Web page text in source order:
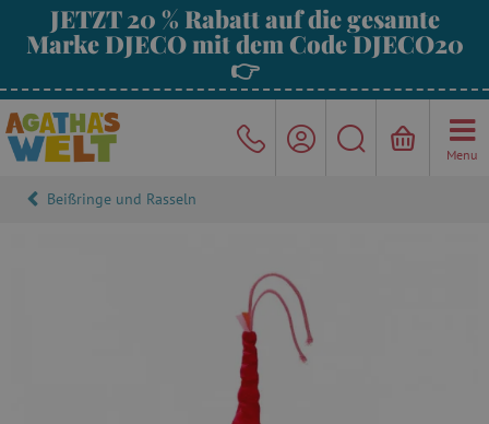
JETZT 20 % Rabatt auf die gesamte
Marke DJECO mit dem Code DJECO20
👉
Menu
Beißringe und Rasseln